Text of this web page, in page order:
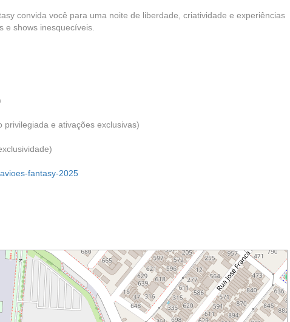
convida você para uma noite de liberdade, criatividade e experiências
e shows inesquecíveis.
e ativações exclusivas)
fantasy-2025